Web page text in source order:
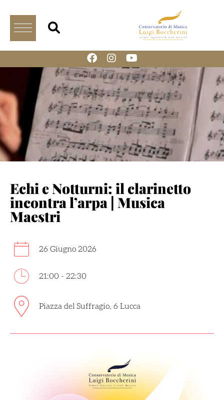
Echi e Notturni: il clarinetto
incontra l’arpa | Musica
Maestri
26 Giugno 2026
21:00 - 22:30
Piazza del Suffragio, 6 Lucca